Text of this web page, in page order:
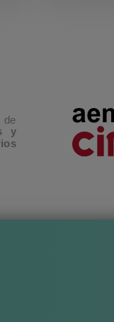
de uso
póngalo
pudieran haber